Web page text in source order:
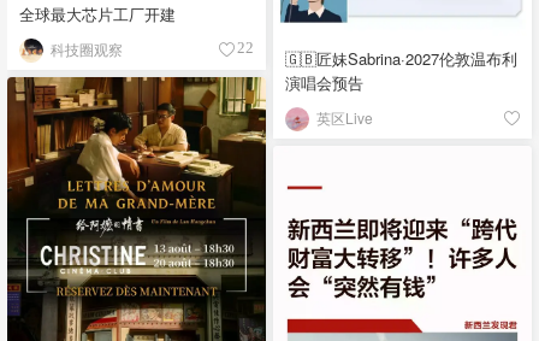
全球最大芯片工厂开建
科技圈观察 22
🇬🇧匠妹Sabrina·2027伦敦温布利
演唱会预告
英区Live